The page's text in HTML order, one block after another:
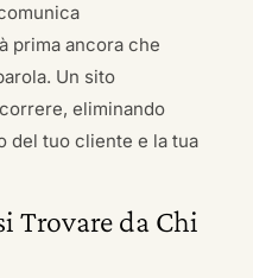
prima ancora che
Un sito
eliminando
del tuo cliente e la tua
Trovare da Chi